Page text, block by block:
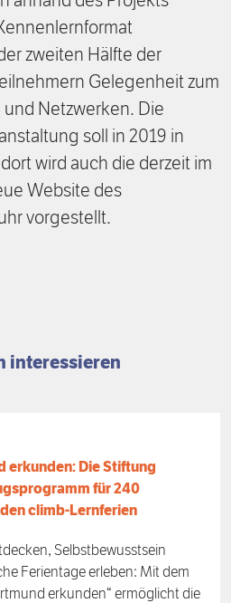
zweiten Hälfte der
Gelegenheit zum
Netzwerken. Die
soll in 2019 in
wird auch die derzeit im
Website des
vorgestellt.
interessieren
erkunden: Die Stiftung
für 240
climb-Lernferien
Selbstbewusstsein
Ferientage erleben: Mit dem
erkunden“ ermöglicht die